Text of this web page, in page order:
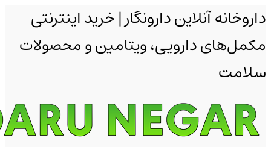
داروخانه آنلاین دارونگار | خرید اینترنتی
مکمل‌های دارویی، ویتامین و محصولات
سلامت